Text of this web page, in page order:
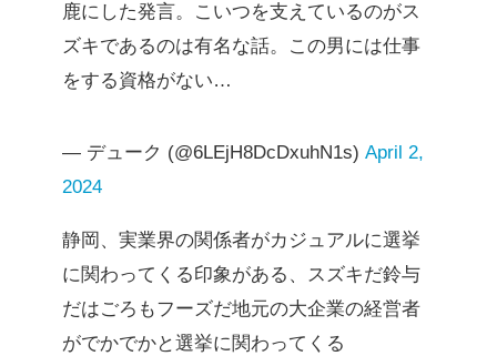
鹿にした発言。こいつを支えているのがス
ズキであるのは有名な話。この男には仕事
をする資格がない…
— デューク (@6LEjH8DcDxuhN1s) April 2,
2024
静岡、実業界の関係者がカジュアルに選挙
に関わってくる印象がある、スズキだ鈴与
だはごろもフーズだ地元の大企業の経営者
がでかでかと選挙に関わってくる